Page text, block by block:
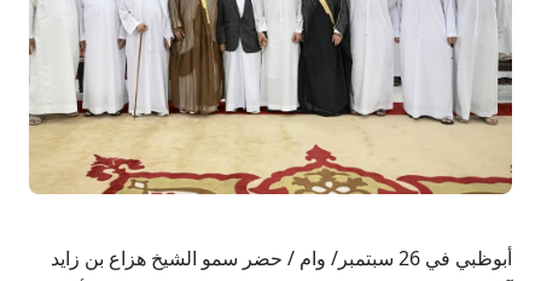
أبوظبي في 26 سبتمبر/ وام / حضر سمو الشيخ هزاع بن زايد